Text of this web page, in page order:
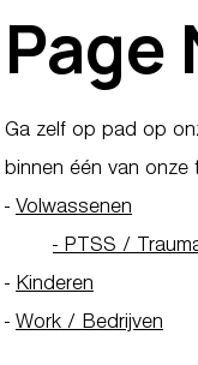
Page
Ga zelf op pad op
binnen één van onze
- Volwassenen
- PTSS /
- Kinderen
- Work / Bedrijven